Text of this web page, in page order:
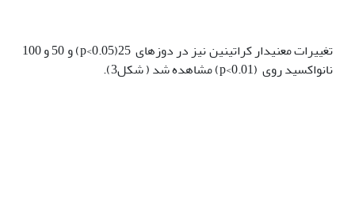
تغییرات معنی‫دار کراتی‫نین نیز در دوزهای 25(p<0.05) و 50 و 100
نانواکسید روی (p<0.01) مشاهده شد ( شکل3).